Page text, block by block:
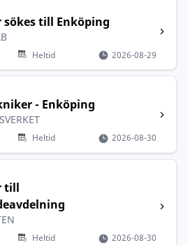
till Enköping
Heltid 2026-08-29
- Enköping
Heltid 2026-08-30
till
Heltid 2026-08-30